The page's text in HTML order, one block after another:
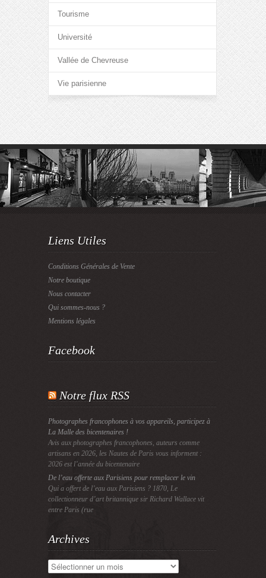
Tourisme
Université
Vallée de Chevreuse
Vie parisienne
Liens Utiles
Conditions Générales de Vente
Notre boutique
Nous contacter
Qui sommes-nous ?
Mentions légales
Facebook
Notre flux RSS
Photographes francophones à vos appareils, participez à
La Malle des bicentenaires !
Avis aux photographes francophones, auteurs comme
artisans en 2026, les Nautes de Paris vous informent :
2026 est l’année du bicentenaire
De l’eau offerte aux Parisiens pour remplacer le vin
Qui a offert de l’eau aux Parisiens ? 1870, Le
collectionneur d’art britannique sir Richard Wallace vit
entre Paris (rue
Archives
Archives